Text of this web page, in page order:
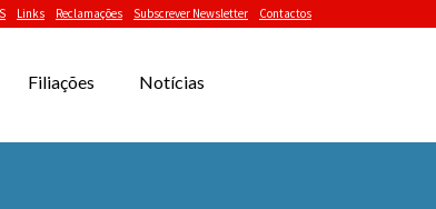
Links Reclamações Subscrever Newsletter Contactos
Filiações Notícias